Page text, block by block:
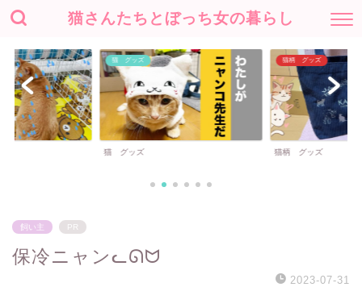
猫さんたちとぼっち女の暮らし
猫 グッズ
猫 グッズ
猫柄 グッズ
猫柄 グッズ
飼い主 PR
保冷ニャンᓚᘏᗢ
2023-07-31